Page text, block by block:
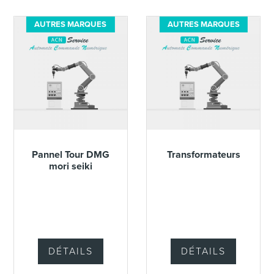
Siemens, Mitsubishi)
AUTRES MARQUES
Pannel Tour DMG
mori seiki
DÉTAILS
AUTRES MARQUES
Transformateurs
DÉTAILS